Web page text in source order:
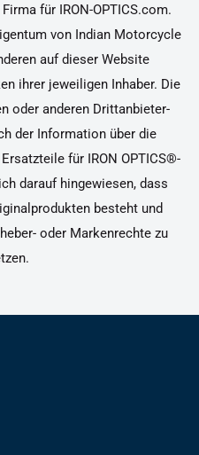
für IRON-OPTICS.com.
von Indian Motorcycle
auf dieser Website
ihrer jeweiligen Inhaber. Die
oder anderen Drittanbieter-
der Information über die
für IRON OPTICS®-
darauf hingewiesen, dass
besteht und
oder Markenrechte zu